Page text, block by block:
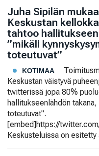
Juha Sipilän
Keskustan
tahtoo hallitukseen
”mikäli
toteutuvat”
KOTIMAA
Keskustan väistyvä
twitterissä jopa 80%
hallitukseenlähdön
toteutuvat".
[embed]https://
Keskusteluissa on esitetty